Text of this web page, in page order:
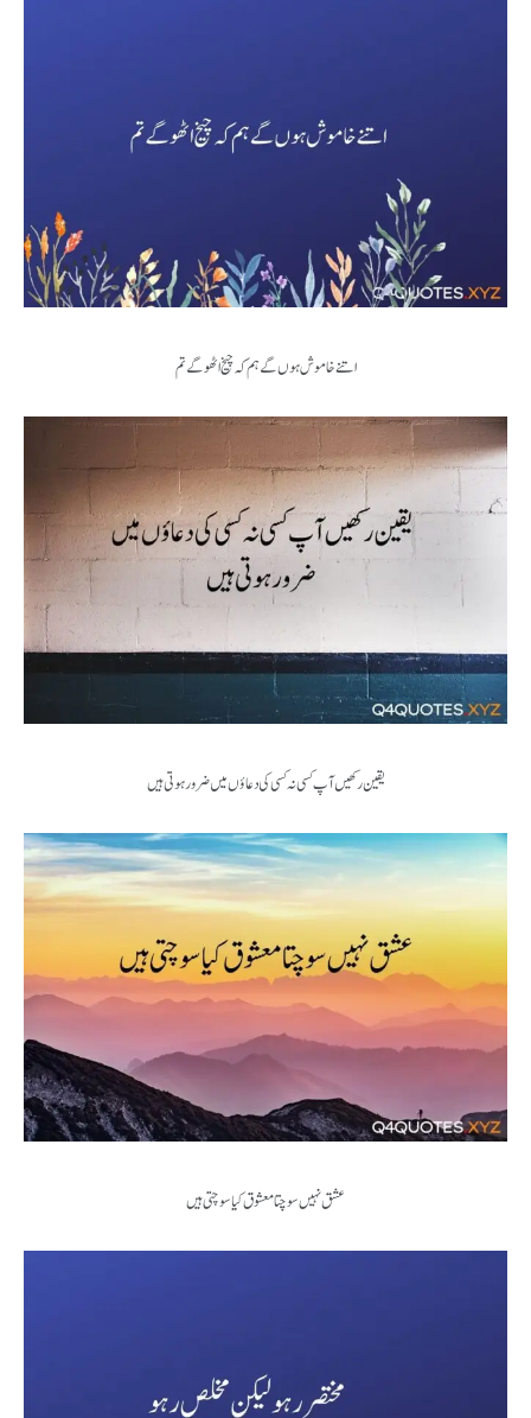
اتنے خاموش ہوں گے ہم کہ چیخ اٹھو گے تم
یقین رکھیں آپ کسی نہ کسی کی دعاؤں میں ضرور ہوتی ہیں
عشق نہیں سوچتا معشوق کیا سوچتی ہیں